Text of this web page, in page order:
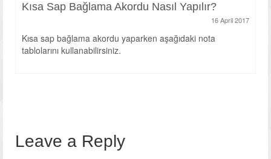
Kısa Sap Bağlama Akordu Nasıl Yapılır?
16 April 2017
Kısa sap bağlama akordu yaparken aşağıdaki nota
tablolarını kullanabilirsiniz.
Leave a Reply